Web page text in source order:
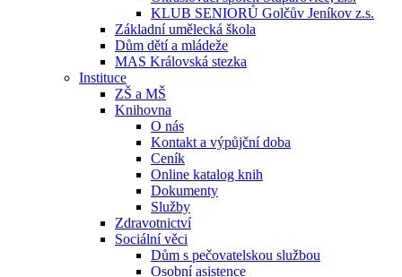
KLUB SENIORŮ Golčův Jeníkov z.s.
Základní umělecká škola
Dům dětí a mládeže
MAS Královská stezka
Instituce
ZŠ a MŠ
Knihovna
O nás
Kontakt a výpůjční doba
Ceník
Online katalog knih
Dokumenty
Služby
Zdravotnictví
Sociální věci
Dům s pečovatelskou službou
Osobní asistence